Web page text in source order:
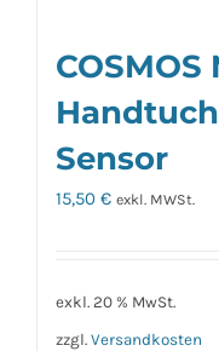
Sensor
15,50 € exkl. MWSt.
exkl. 20 % MwSt.
zzgl. Versandkosten